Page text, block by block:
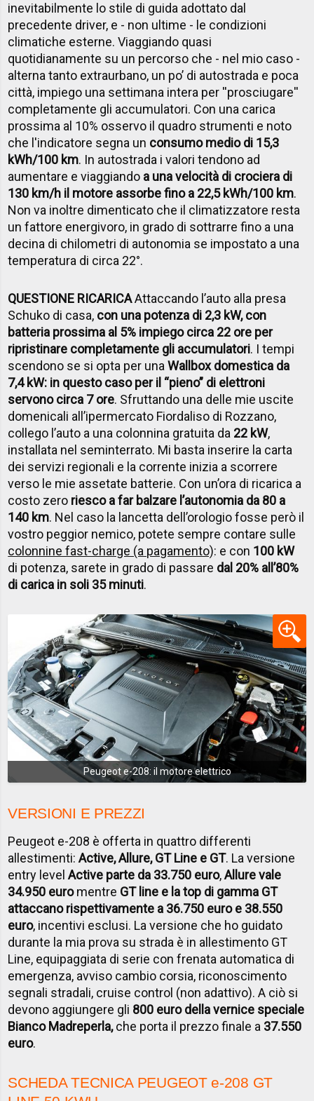
inevitabilmente lo stile di guida adottato dal
precedente driver, e - non ultime - le condizioni
climatiche esterne. Viaggiando quasi
quotidianamente su un percorso che - nel mio caso -
alterna tanto extraurbano, un po’ di autostrada e poca
città, impiego una settimana intera per ''prosciugare''
completamente gli accumulatori. Con una carica
prossima al 10% osservo il quadro strumenti e noto
che l'indicatore segna un consumo medio di 15,3
kWh/100 km. In autostrada i valori tendono ad
aumentare e viaggiando a una velocità di crociera di
130 km/h il motore assorbe fino a 22,5 kWh/100 km.
Non va inoltre dimenticato che il climatizzatore resta
un fattore energivoro, in grado di sottrarre fino a una
decina di chilometri di autonomia se impostato a una
temperatura di circa 22°.
QUESTIONE RICARICAAttaccando l’auto alla presa
Schuko di casa, con una potenza di 2,3 kW, con
batteria prossima al 5% impiego circa 22 ore per
ripristinare completamente gli accumulatori. I tempi
scendono se si opta per unaWallbox domestica da
7,4 kW: in questo caso per il “pieno” di elettroni
servono circa 7 ore. Sfruttando una delle mie uscite
domenicali all’ipermercato Fiordaliso di Rozzano,
collego l’auto a una colonnina gratuita da 22 kW,
installata nel seminterrato. Mi basta inserire la carta
dei servizi regionali e la corrente inizia a scorrere
verso le mie assetate batterie. Con un’ora di ricarica a
costo zero riesco a far balzare l’autonomia da 80 a
140 km. Nel caso la lancetta dell’orologio fosse però il
vostro peggior nemico, potete sempre contare sulle
colonnine fast-charge (a pagamento): e con 100 kW
di potenza, sarete in grado di passare dal 20% all’80%
di carica in soli 35 minuti.
Peugeot e-208: il motore elettrico
VERSIONI E PREZZI
Peugeot e-208 è offerta in quattro differenti
allestimenti:Active, Allure, GT Line e GT. La versione
entry levelActive parte da 33.750 euro,Allure vale
34.950 euromentre GT line e la top di gamma GT
attaccano rispettivamente a 36.750 euro e 38.550
euro, incentivi esclusi. La versione che ho guidato
durante la mia prova su strada è in allestimento GT
Line, equipaggiata di serie con frenata automatica di
emergenza, avviso cambio corsia, riconoscimento
segnali stradali, cruise control (non adattivo). A ciò si
devono aggiungere gli 800 euro della vernice speciale
Bianco Madreperla,che porta il prezzo finale a 37.550
euro.
SCHEDA TECNICA PEUGEOT e-208 GT